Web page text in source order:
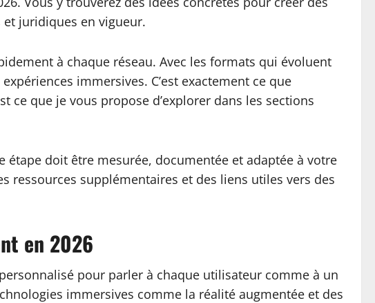
juridiques en vigueur.
à chaque réseau. Avec les formats qui évoluent
immersives. C’est exactement ce que
ce que je vous propose d’explorer dans les sections
étape doit être mesurée, documentée et adaptée à votre
ressources supplémentaires et des liens utiles vers des
en 2026
pour parler à chaque utilisateur comme à un
immersives comme la réalité augmentée et des